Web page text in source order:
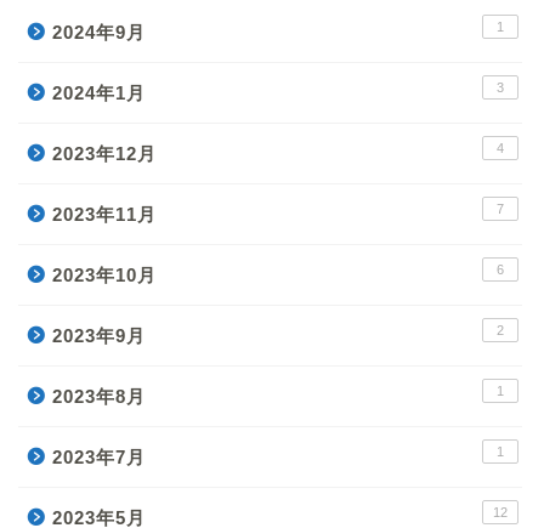
2024年9月 1
2024年1月 3
2023年12月 4
2023年11月 7
2023年10月 6
2023年9月 2
2023年8月 1
2023年7月 1
2023年5月 12